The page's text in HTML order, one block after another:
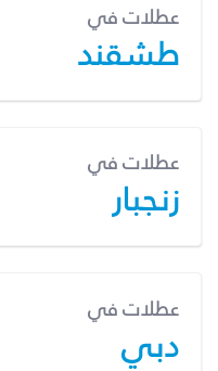
عطلات في
طشقند
عطلات في
زنجبار
عطلات في
دبي